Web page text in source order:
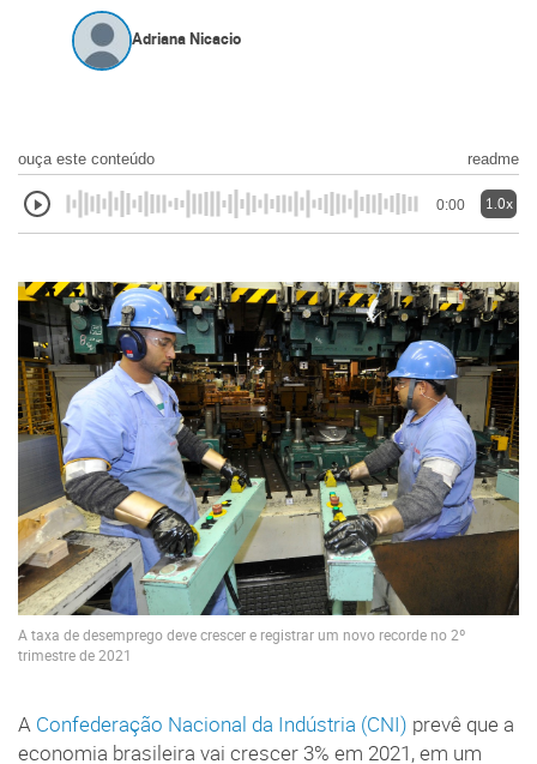
Adriana Nicacio
ouça este conteúdo readme
0:00 1.0x
A taxa de desemprego deve crescer e registrar um novo recorde no 2º
trimestre de 2021
A Confederação Nacional da Indústria (CNI) prevê que a
economia brasileira vai crescer 3% em 2021, em um